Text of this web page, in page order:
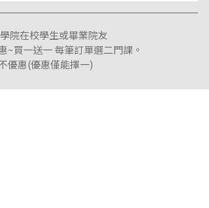
院在校學生或畢業院友
~買一送一 每筆訂單選二門課。